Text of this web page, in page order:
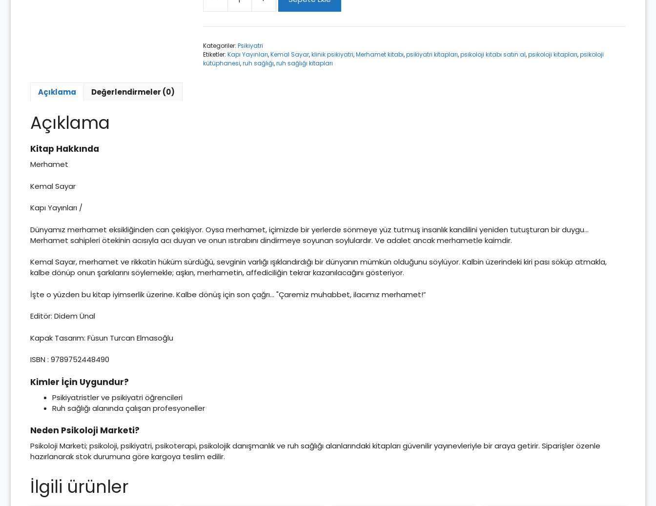
Merhamet
adet
Kategoriler: Psikiyatri
Etiketler: Kapı Yayınları,Kemal Sayar,klinik psikiyatri,Merhamet kitabı,psikiyatri kitapları,psikoloji kitabı satın al,psikoloji kitapları,psikoloji
kütüphanesi,ruh sağlığı,ruh sağlığı kitapları
Açıklama Değerlendirmeler (0)
Açıklama
Kitap Hakkında
Merhamet
Kemal Sayar
Kapı Yayınları /
Dünyamız merhamet eksikliğinden can çekişiyor. Oysa merhamet, içimizde bir yerlerde sönmeye yüz tutmuş insanlık kandilini yeniden tutuşturan bir duygu…
Merhamet sahipleri ötekinin acısıyla acı duyan ve onun ıstırabını dindirmeye soyunan soylulardır. Ve adalet ancak merhametle kaimdir.
Kemal Sayar, merhamet ve rikkatin hüküm sürdüğü, sevginin varlığı ışıklandırdığı bir dünyanın mümkün olduğunu söylüyor. Kalbin üzerindeki kiri pası söküp atmakla,
kalbe dönüp onun şarkılarını söylemekle; aşkın, merhametin, affediciliğin tekrar kazanılacağını gösteriyor.
İşte o yüzden bu kitap iyimserlik üzerine. Kalbe dönüş için son çağrı… "Çaremiz muhabbet, ilacımız merhamet!”
Editör: Didem Ünal
Kapak Tasarım: Füsun Turcan Elmasoğlu
ISBN : 9789752448490
Kimler İçin Uygundur?
Psikiyatristler ve psikiyatri öğrencileri
Ruh sağlığı alanında çalışan profesyoneller
Neden Psikoloji Marketi?
Psikoloji Marketi; psikoloji, psikiyatri, psikoterapi, psikolojik danışmanlık ve ruh sağlığı alanlarındaki kitapları güvenilir yayınevleriyle bir araya getirir. Siparişler özenle
hazırlanarak stok durumuna göre kargoya teslim edilir.
İlgili ürünler